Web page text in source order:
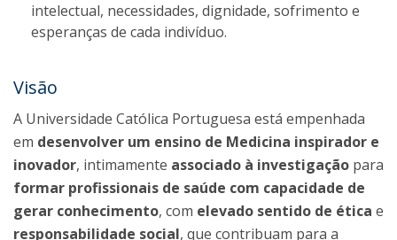
intelectual, necessidades, dignidade, sofrimento e
esperanças de cada indivíduo.
Visão
A Universidade Católica Portuguesa está empenhada
em desenvolver um ensino de Medicina inspirador e
inovador, intimamente associado à investigação para
formar profissionais de saúde com capacidade de
gerar conhecimento, com elevado sentido de ética e
responsabilidade social, que contribuam para a